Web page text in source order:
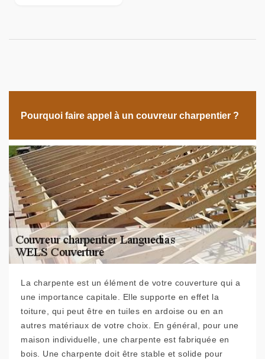
Pourquoi faire appel à un couvreur charpentier ?
La charpente est un élément de votre couverture qui a
une importance capitale. Elle supporte en effet la
toiture, qui peut être en tuiles en ardoise ou en an
autres matériaux de votre choix. En général, pour une
maison individuelle, une charpente est fabriquée en
bois. Une charpente doit être stable et solide pour